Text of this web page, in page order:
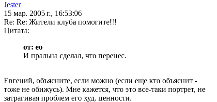
Jester
15 мар. 2005 г., 16:53:06
Re: Re: Жители клуба помогите!!!
Цитата:
от: eo
И пральна сделал, что перенес.
Евгений, объясните, если можно (если еще кто объяснит -
тоже не обижусь). Мне кажется, что это все-таки портрет, не
затрагивая проблем его худ. ценности.